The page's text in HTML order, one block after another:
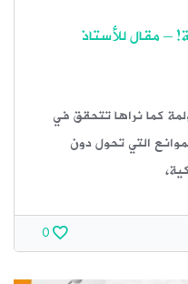
– مقال للأستاذ
كما نراها تتحقق في
التي تحول دون
0